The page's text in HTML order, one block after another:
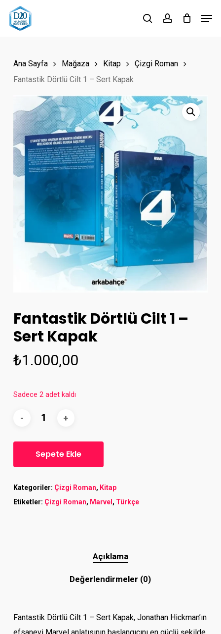
Skip
searchaccount
Ana Sayfa Mağaza Kitap
Çizgi Roman
Fantastik Dörtlü Cilt 1 – Sert Kapak
Fantastik Dörtlü Cilt 1 –
Sert Kapak
₺1.000,00
Sadece 2 adet kaldı
Sepete Ekle
Kategoriler: Çizgi Roman, Kitap
Etiketler: Çizgi Roman, Marvel , Türkçe
Açıklama
Değerlendirmeler (0)
Fantastik Dörtlü Cilt 1 – Sert Kapak, Jonathan Hickman’ın